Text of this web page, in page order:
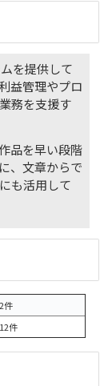
を提供して
益管理やプロ
務を支援す
品を早い段階
、文章からで
も活用して
2件
12件